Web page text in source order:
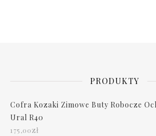
PRODUKTY
Cofra Kozaki Zimowe Buty Robocze
Ural R40
175,00zł